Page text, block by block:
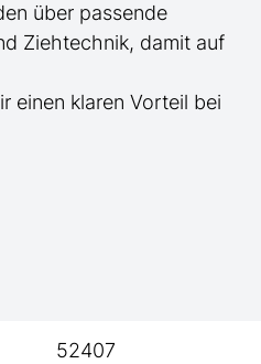
über passende
Ziehtechnik, damit auf
einen klaren Vorteil bei
52407